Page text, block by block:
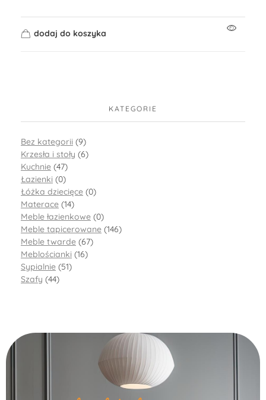
dodaj do koszyka
KATEGORIE
Bez kategorii (9)
Krzesła i stoły (6)
Kuchnie (47)
Łazienki (0)
Łóżka dziecięce (0)
Materace (14)
Meble łazienkowe (0)
Meble tapicerowane (146)
Meble twarde (67)
Meblościanki (16)
Sypialnie (51)
Szafy (44)